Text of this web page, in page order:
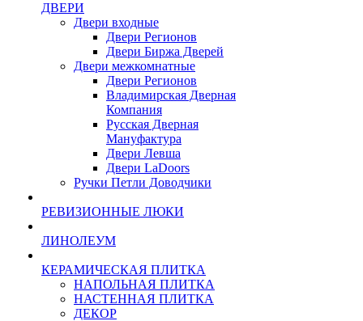
ДВЕРИ
Двери входные
Двери Регионов
Двери Биржа Дверей
Двери межкомнатные
Двери Регионов
Владимирская Дверная
Компания
Русская Дверная
Мануфактура
Двери Левша
Двери LaDoors
Ручки Петли Доводчики
РЕВИЗИОННЫЕ ЛЮКИ
ЛИНОЛЕУМ
КЕРАМИЧЕСКАЯ ПЛИТКА
НАПОЛЬНАЯ ПЛИТКА
НАСТЕННАЯ ПЛИТКА
ДЕКОР